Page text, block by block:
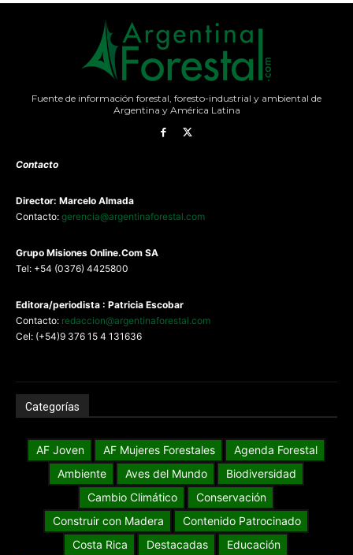
Fuente de información forestal, foresto-industrial y ambiental de
Argentina y América Latina
Contacto
Director: Marcelo Almada
Contacto: gerencia@argentinaforestal.com
Grupo Misiones Online.Com SA
Tel: +54 (0376) 4425800
Editora/periodista : Patricia Escobar
Contacto: redaccion@argentinaforestal.com
Cel: (+54)9 376 15 4 131636
Categorías
AF Joven AF Mujeres Forestales
Agenda Forestal
Ambiente
Aves del Mundo
Biodiversidad
Cambio Climático
Conservación
Construir con Madera
Contenido Patrocinado
Costa Rica
Destacadas
Educación